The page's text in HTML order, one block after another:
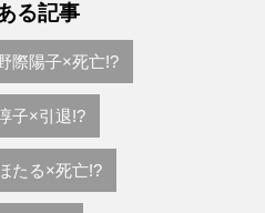
る記事
際陽子×死亡!?
子×引退!?
たる×死亡!?